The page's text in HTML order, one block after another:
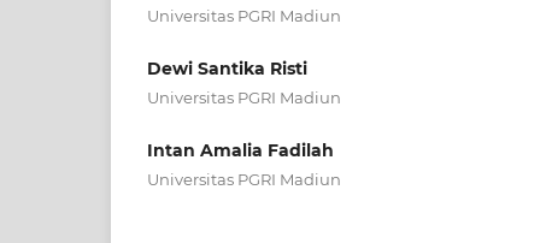
Universitas PGRI Madiun
Dewi Santika Risti
Universitas PGRI Madiun
Intan Amalia Fadilah
Universitas PGRI Madiun